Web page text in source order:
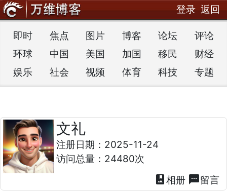
登录 返回
即时 焦点 图片 博客 论坛
评论
环球
中国 美国 加国 移民
财经
娱乐
社会 视频 体育 科技 专题
文礼
注册日期：2025-11-24
访问总量：24480次
photo_album 相册 textsms留言